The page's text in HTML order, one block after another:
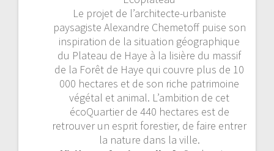
Le projet de l’architecte-urbaniste
paysagiste Alexandre Chemetoff puise son
inspiration de la situation géographique
du Plateau de Haye à la lisière du massif
de la Forêt de Haye qui couvre plus de 10
000 hectares et de son riche patrimoine
végétal et animal. L’ambition de cet
écoQuartier de 440 hectares est de
retrouver un esprit forestier, de faire entrer
la nature dans la ville.